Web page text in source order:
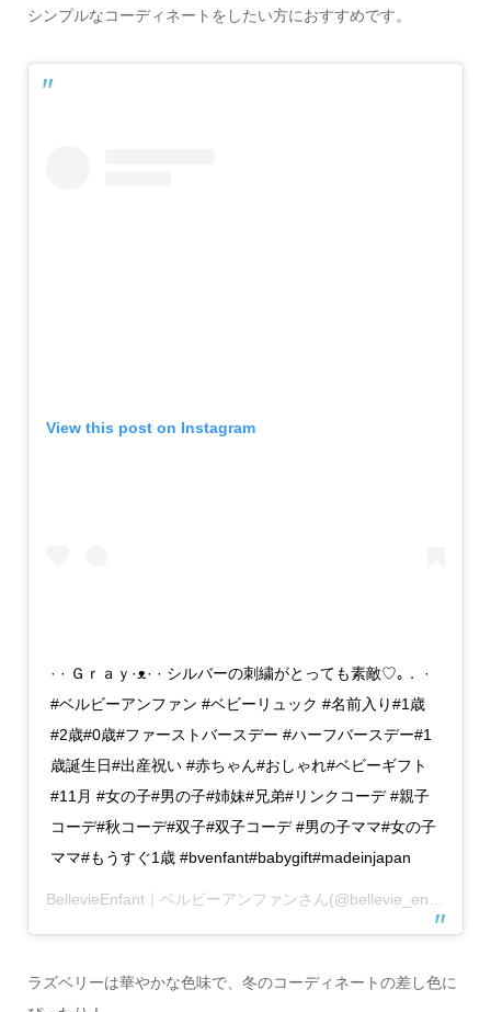
シンプルなコーディネートをしたい方におすすめです。
View this post on Instagram
· · Ｇｒａｙ·ᴥ· · シルバーの刺繍がとっても素敵♡｡． ·
#ベルビーアンファン #ベビーリュック #名前入り#1歳
#2歳#0歳#ファーストバースデー #ハーフバースデー#1
歳誕生日#出産祝い #赤ちゃん#おしゃれ#ベビーギフト
#11月 #女の子#男の子#姉妹#兄弟#リンクコーデ #親子
コーデ#秋コーデ#双子#双子コーデ #男の子ママ#女の子
ママ#もうすぐ1歳 #bvenfant#babygift#madeinjapan
BellevieEnfant｜ベルビーアンファンさん(@bellevie_enfant)がシェアした投稿 –
ラズベリーは華やかな色味で、冬のコーディネートの差し色に